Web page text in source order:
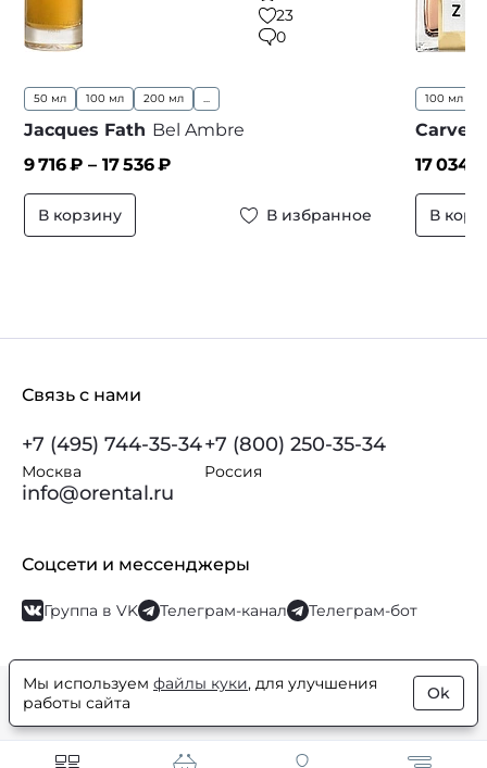
23
0
50 мл 100 мл 200 мл
Jacques Fath Bel Ambre
9 716₽ – 17 536₽
В корзину В избранное
100 мл
Carven
17 034
В
Связь с нами
+7 (495) 744-35-34
Москва
+7 (800) 250-35-34
Россия
info@orental.ru
Соцсети и мессенджеры
Группа в VK Телеграм-канал Телеграм-бот
© Orental.ru 2007–2026Интернет-магазин парфюмерии и
косметики
Мы используем файлы куки, для улучшения
работы сайта
Ok